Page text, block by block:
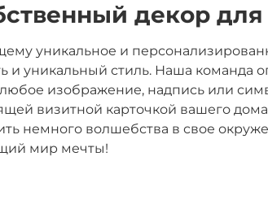
декор для
уникальное и
и уникальный стиль. Наша
изображение, надпись или
визитной карточкой вашего
немного волшебства в свое
мир мечты!